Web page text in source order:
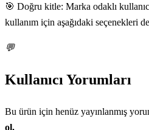
🎯 Doğru kitle: Marka odaklı
kullanım için aşağıdaki seçenekleri
💬
Kullanıcı Yorumları
Bu ürün için henüz yayınlanmış
ol.